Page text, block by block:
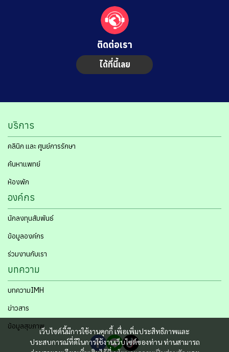
ติดต่อเรา
ได้ที่นี้เลย
เว็บไซต์นี้มีการใช้งานคุกกี้ เพื่อเพิ่มประสิทธิภาพและ
ประสบการณ์ที่ดีในการใช้งานเว็บไซต์ของท่าน ท่านสามารถ
บริการ
คลินิก และ ศูนย์การรักษา
ค้นหาแพทย์
ห้องพัก
องค์กร
นักลงทุนสัมพันธ์
ข้อมูลองค์กร
ร่วมงานกับเรา
บทความ
บทความIMH
ข่าวสาร
ข้อมูลสุขภาพ